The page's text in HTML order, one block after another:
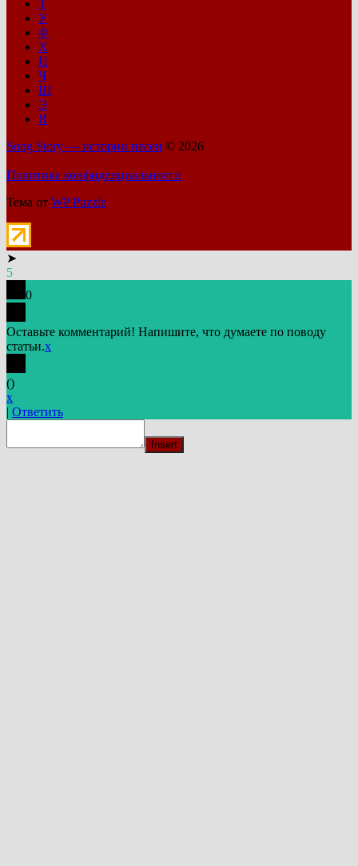
Т
У
Ф
Х
Ц
Ч
Ш
Э
Я
Song Story — истории песен © 2026
Политика конфиденциальности
Тема от WP Puzzle
➤
5
0
Оставьте комментарий! Напишите, что думаете по поводу
статьи.x
()
x
| Ответить
Insert